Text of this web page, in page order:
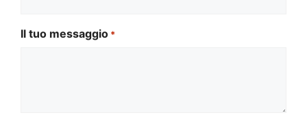
Il tuo messaggio *